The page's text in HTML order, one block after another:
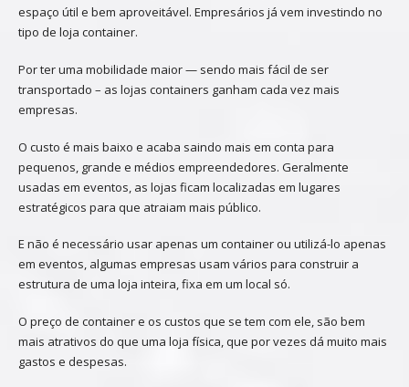
espaço útil e bem aproveitável. Empresários já vem investindo no
tipo de loja container.
Por ter uma mobilidade maior — sendo mais fácil de ser
transportado – as lojas containers ganham cada vez mais
empresas.
O custo é mais baixo e acaba saindo mais em conta para
pequenos, grande e médios empreendedores. Geralmente
usadas em eventos, as lojas ficam localizadas em lugares
estratégicos para que atraiam mais público.
E não é necessário usar apenas um container ou utilizá-lo apenas
em eventos, algumas empresas usam vários para construir a
estrutura de uma loja inteira, fixa em um local só.
O preço de container e os custos que se tem com ele, são bem
mais atrativos do que uma loja física, que por vezes dá muito mais
gastos e despesas.